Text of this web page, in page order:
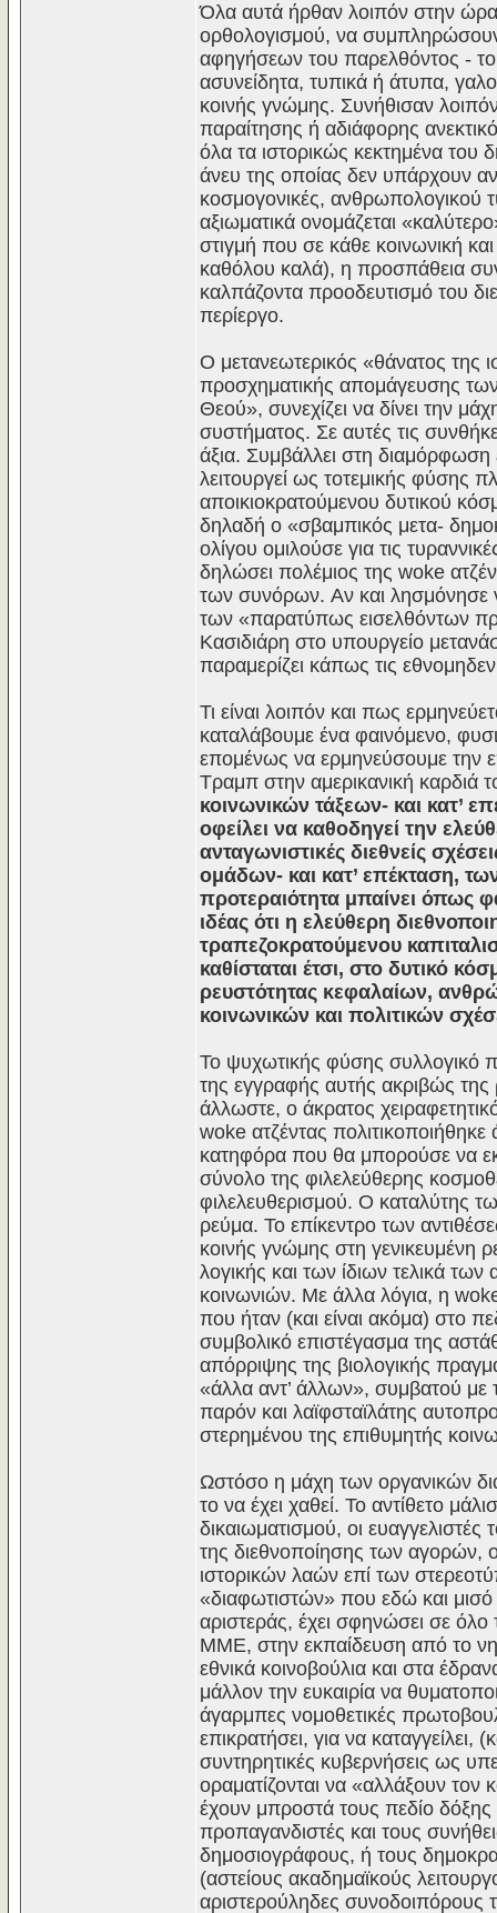
Όλα αυτά ήρθαν λοιπόν στην
ορθολογισμού, να
αφηγήσεων του παρελθόντος -
ασυνείδητα, τυπικά ή άτυπα,
κοινής γνώμης. Συνήθισαν
παραίτησης ή αδιάφορης
όλα τα ιστορικώς κεκτημένα του
άνευ της οποίας δεν υπάρχουν
κοσμογονικές, ανθρωπολογικού
αξιωματικά ονομάζεται
στιγμή που σε κάθε κοινωνική
καθόλου καλά), η προσπάθεια
καλπάζοντα προοδευτισμό του
περίεργο.
Ο μετανεωτερικός «θάνατος της
προσχηματικής απομάγευσης
Θεού», συνεχίζει να δίνει την
συστήματος. Σε αυτές τις
άξια. Συμβάλλει στη διαμόρφωση
λειτουργεί ως τοτεμικής φύσης
αποικιοκρατούμενου δυτικού
δηλαδή ο «σβαμπικός μετα-
ολίγου ομιλούσε για τις
δηλώσει πολέμιος της woke
των συνόρων. Aν και λησμόνησε
των «παρατύπως εισελθόντων
Κασιδιάρη στο υπουργείο
παραμερίζει κάπως τις
Τι είναι λοιπόν και πως
καταλάβουμε ένα φαινόμενο,
επομένως να ερμηνεύσουμε την
Τραμπ στην αμερικανική καρδιά
κοινωνικών τάξεων- και κατ’
οφείλει να καθοδηγεί την
ανταγωνιστικές διεθνείς
ομάδων- και κατ’ επέκταση,
προτεραιότητα μπαίνει όπως
ιδέας ότι η ελεύθερη
τραπεζοκρατούμενου
καθίσταται έτσι, στο δυτικό
ρευστότητας κεφαλαίων,
κοινωνικών και πολιτικών
Το ψυχωτικής φύσης συλλογικό
της εγγραφής αυτής ακριβώς της
άλλωστε, ο άκρατος
woke ατζέντας
κατηφόρα που θα μπορούσε να
σύνολο της φιλελεύθερης
φιλελευθερισμού. Ο καταλύτης
ρεύμα. Το επίκεντρο των
κοινής γνώμης στη γενικευμένη
λογικής και των ίδιων τελικά
κοινωνιών. Με άλλα λόγια, η
που ήταν (και είναι ακόμα) στο
συμβολικό επιστέγασμα της
απόρριψης της βιολογικής
«άλλα αντ’ άλλων», συμβατού με
παρόν και λαϊφσταϊλάτης
στερημένου της επιθυμητής
Ωστόσο η μάχη των οργανικών
το να έχει χαθεί. Το αντίθετο
δικαιωματισμού, οι
της διεθνοποίησης των αγορών,
ιστορικών λαών επί των
«διαφωτιστών» που εδώ και μισό
αριστεράς, έχει σφηνώσει σε
ΜΜΕ, στην εκπαίδευση από το
εθνικά κοινοβούλια και στα
μάλλον την ευκαιρία να
άγαρμπες νομοθετικές
επικρατήσει, για να
συντηρητικές κυβερνήσεις ως
οραματίζονται να «αλλάξουν τον
έχουν μπροστά τους πεδίο
προπαγανδιστές και τους
δημοσιογράφους, ή τους
(αστείους ακαδημαϊκούς
αριστερούληδες συνοδοιπόρους